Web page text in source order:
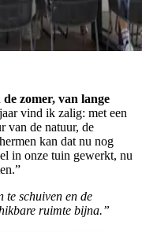
zomer, van lange
vind ik zalig: met een
van de natuur, de
kan dat nu nog
in onze tuin gewerkt, nu
te schuiven en de
ruimte bijna.”